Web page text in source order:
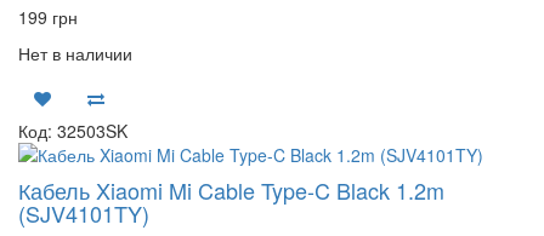
199 грн
Нет в наличии
Код: 32503SK
Кабель Xiaomi Mi Cable Type-C Black 1.2m
(SJV4101TY)